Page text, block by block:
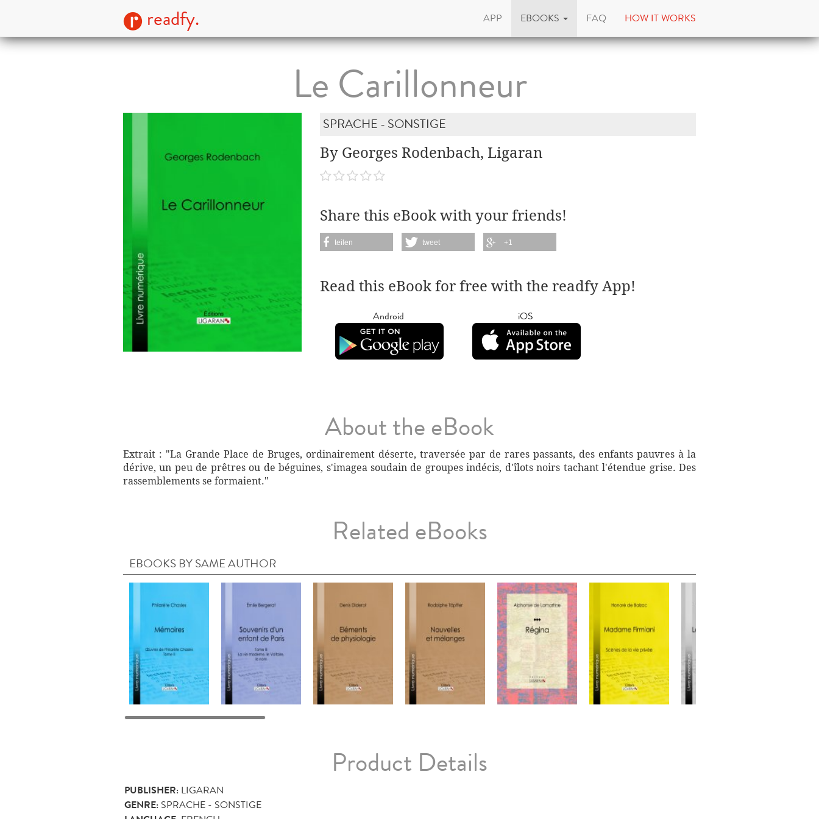
readfy. APP EBOOKS FAQ HOW IT WORKS
Le Carillonneur
SPRACHE - SONSTIGE
By Georges Rodenbach, Ligaran
Share this eBook with your friends!
teilen tweet +1
Read this eBook for free with the readfy App!
Android iOS
About the eBook
Extrait : "La Grande Place de Bruges, ordinairement déserte, traversée par de rares passants, des enfants pauvres à la
dérive, un peu de prêtres ou de béguines, s'imagea soudain de groupes indécis, d'îlots noirs tachant l'étendue grise. Des
rassemblements se formaient."
Related eBooks
EBOOKS BY SAME AUTHOR
Product Details
PUBLISHER: LIGARAN
GENRE: SPRACHE - SONSTIGE